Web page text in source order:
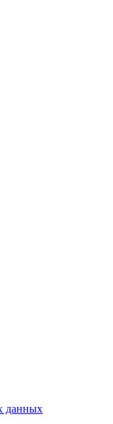
данных